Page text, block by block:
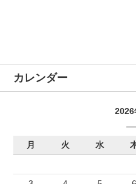
カレンダー
2026
月 火 水